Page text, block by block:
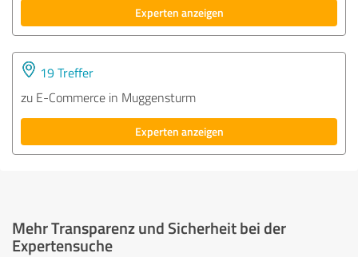
Experten anzeigen
19 Treffer
zu E-Commerce in Muggensturm
Experten anzeigen
Mehr Transparenz und Sicherheit bei der
Expertensuche